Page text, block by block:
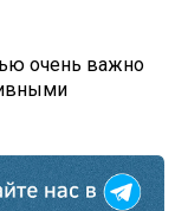
очень важно